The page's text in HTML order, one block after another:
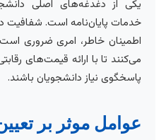
یکی از دغدغه‌های اصلی
خدمات پایان‌نامه است. شفافیت در
اطمینان خاطر، امری ضروری
می‌کنند تا با ارائه قیمت‌های
پاسخگوی نیاز دانشجویان باشند.
عوامل موثر بر